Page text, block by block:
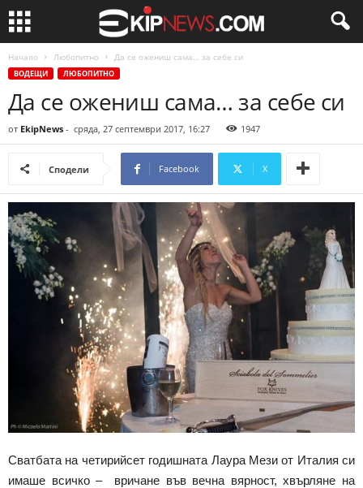
Начало Любопитно Да се ожениш сама… за себе си
ВОДЕЩИ ЛЮБОПИТНО
Да се ожениш сама… за себе си
от EkipNews - сряда, 27 септември 2017, 16:27 1947
Сподели Facebook X
Сватбата на четирийсет годишната Лаура Мези от Италия си
имаше всичко – вричане във вечна вярност, хвърляне на